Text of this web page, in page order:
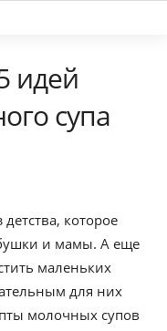
идей
супа
которое
и мамы. А еще
маленьких
для них
молочных супов